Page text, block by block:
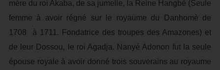
mère du roi Akaba, de sa jumelle, la Reine Hangbé (Seule
femme à avoir régné sur le royaume du Danhomè de
1708 à 1711. Fondatrice des troupes des Amazones) et
de leur Dossou, le roi Agadja. Nanyé Adonon fut la seule
épouse royale à avoir donné trois souverains au royaume